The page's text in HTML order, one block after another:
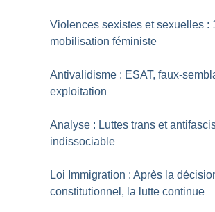
Violences sexistes et sexuelles :
mobilisation féministe
Antivalidisme : ESAT, faux-
exploitation
Analyse : Luttes trans et
indissociable
Loi Immigration : Après la
constitutionnel, la lutte continue